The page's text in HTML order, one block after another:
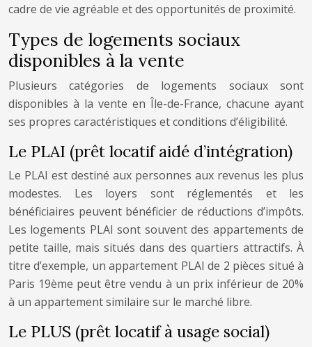
cadre de vie agréable et des opportunités de proximité.
Types de logements sociaux
disponibles à la vente
Plusieurs catégories de logements sociaux sont
disponibles à la vente en Île-de-France, chacune ayant
ses propres caractéristiques et conditions d’éligibilité.
Le PLAI (prêt locatif aidé d’intégration)
Le PLAI est destiné aux personnes aux revenus les plus
modestes. Les loyers sont réglementés et les
bénéficiaires peuvent bénéficier de réductions d’impôts.
Les logements PLAI sont souvent des appartements de
petite taille, mais situés dans des quartiers attractifs. À
titre d’exemple, un appartement PLAI de 2 pièces situé à
Paris 19ème peut être vendu à un prix inférieur de 20%
à un appartement similaire sur le marché libre.
Le PLUS (prêt locatif à usage social)